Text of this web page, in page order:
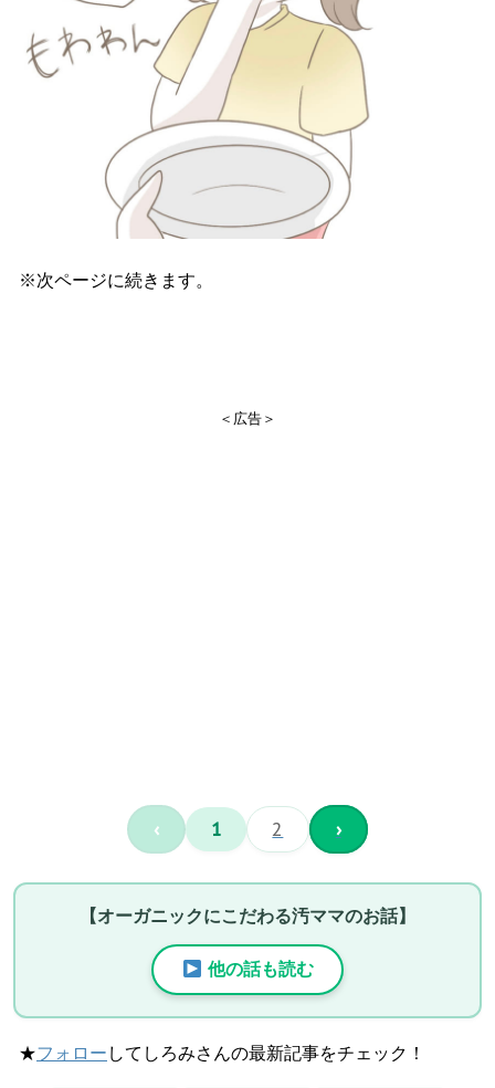
※次ページに続きます。
＜広告＞
‹ 1 2 ›
【オーガニックにこだわる汚ママのお話】
他の話も読む
★フォロー してしろみさんの最新記事をチェック！